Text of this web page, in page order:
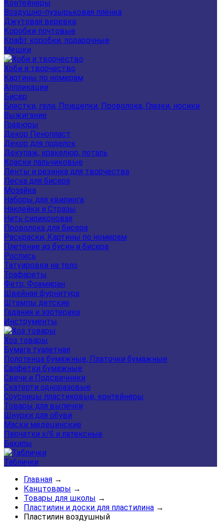
Контейнеры
Воздушно-пузырьковая плёнка
Джутовая веревка
Коробки почтовые
Крафт коробки, подарочные
Мешки
Хоби и творчество
Картины по номерам
Аппликации
Бисер
Блестки, гели, Прищепки, Проволока, Глазки, носики
Выжигание
Гравюры
Декор Пенопласт
Декор для поделок
Декупаж, кракелюр, поталь
Краски пальчиковые
Ленты и резинка для творчества
Леска для бисера
Мозайка
Наборы для квилинга
Наклейки и Стразы
Нить силиконовая
Проволока для бисера
Раскраски, Картины по номерам
Плетение из бусин и бисера
Роспись
Татуировки на тело
Трафареты
Фетр, Фоамиран
Швейная фурнитура
Штампы детские
Гадания и эзотерика
Инструменты
Хоз товары
Бумага туалетная
Полотенца бумажные, Платочки бумажные
Салфетки бумажные
Свечи и Подсвечники
Скатерти одноразовые
Соусницы пластиковые, контейнеры
Товары для выпечки
Шнурки для обуви
Маски медецинские
Перчатки х/б и латексные
Бахилы
Таблички
Главная →
Канцтовары →
Товары для школы →
Пластилин и доски для пластилина →
Пластилин воздушный